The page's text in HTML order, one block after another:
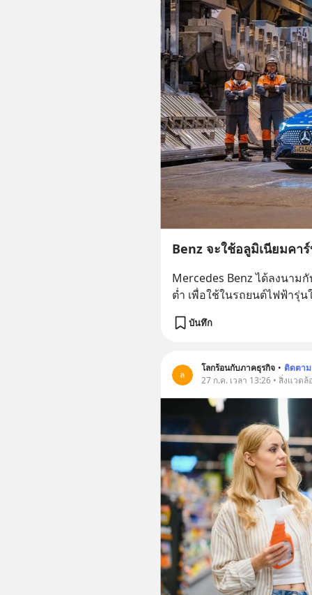
Benz จะใช้อลูมิเนียมคา
Mercedes Benz ได้ลงนาม
ต่ำ เพื่อใช้ในรถยนต์ไฟฟ้ารุ่น
บันทึก
ล
โลกร้อนกับภาคธุรกิจ • ติดตาม
27 ก.ค. เวลา 13:26 • สิ่งแวดล้